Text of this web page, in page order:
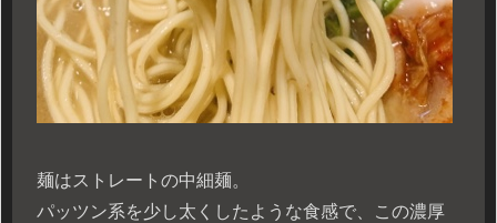
麺はストレートの中細麺。
パッツン系を少し太くしたような食感で、この濃厚